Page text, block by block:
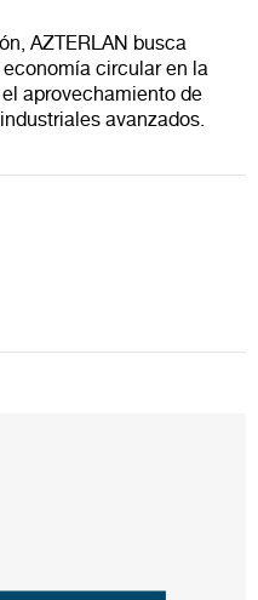
AZTERLAN busca
circular en la
aprovechamiento de
avanzados.